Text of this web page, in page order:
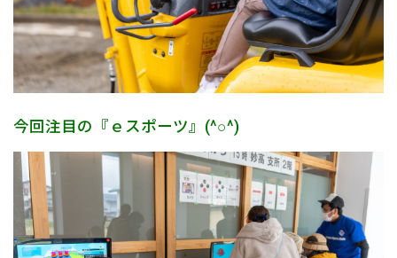
今回注目の『ｅスポーツ』(^○^)